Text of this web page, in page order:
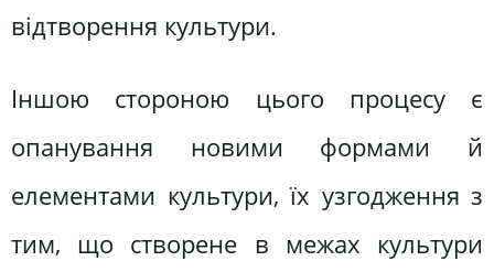
відтворення культури.
Іншою стороною цього процесу є
опанування новими формами й
елементами культури, їх узгодження з
тим, що створене в межах культури